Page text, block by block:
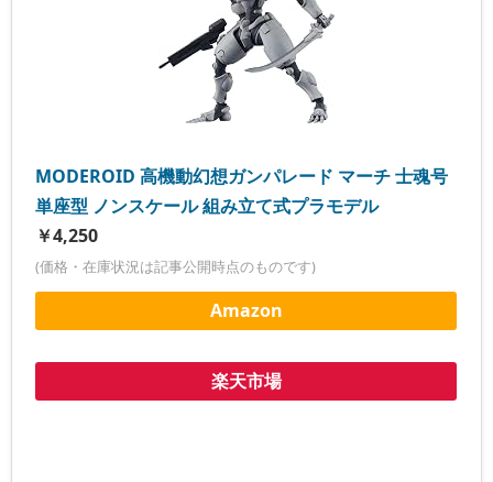
MODEROID 高機動幻想ガンパレード マーチ 士魂号
単座型 ノンスケール 組み立て式プラモデル
￥4,250
(価格・在庫状況は記事公開時点のものです)
Amazon
楽天市場